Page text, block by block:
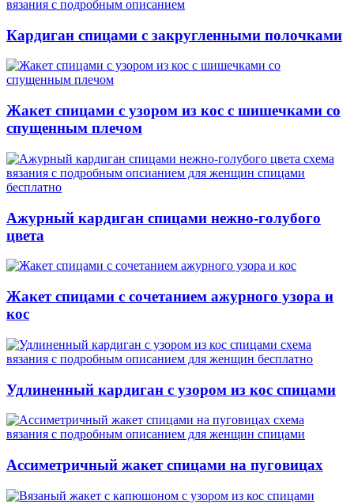
Кардиган спицами с закругленными полочками
Жакет спицами с узором из кос с шишечками со
спущенным плечом
Ажурный кардиган спицами нежно-голубого
цвета
Жакет спицами с сочетанием ажурного узора и
кос
Удлиненный кардиган с узором из кос спицами
Ассиметричный жакет спицами на пуговицах